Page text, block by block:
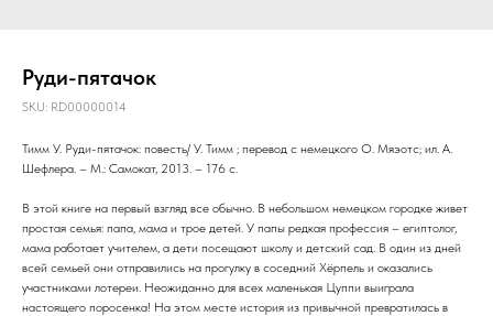
Руди-пятачок
SKU: RD00000014
Тимм У. Руди-пятачок: повесть/ У. Тимм ; перевод с немецкого О. Мяэотс; ил. А.
Шефлера. – М.: Самокат, 2013. – 176 с.
В этой книге на первый взгляд все обычно. В небольшом немецком городке живет
простая семья: папа, мама и трое детей. У папы редкая профессия – египтолог,
мама работает учителем, а дети посещают школу и детский сад. В один из дней
всей семьей они отправились на прогулку в соседний Хёрпель и оказались
участниками лотереи. Неожиданно для всех маленькая Цуппи выиграла
настоящего поросенка! На этом месте история из привычной превратилась в